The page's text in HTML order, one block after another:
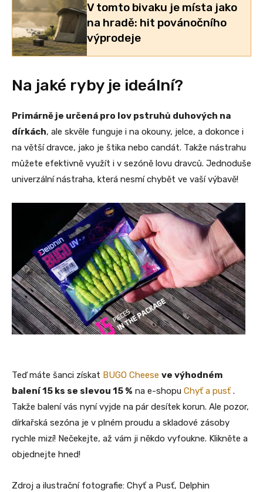
V tomto bivaku je místa jako
na hradě: hit povánočního
výprodeje
Na jaké ryby je ideální?
Primárně je určená pro lov pstruhů duhových na
dírkách, ale skvěle funguje i na okouny, jelce, a dokonce i
na větší dravce, jako je štika nebo candát. Takže nástrahu
můžete efektivně využít i v sezóně lovu dravců. Jednoduše
univerzální nástraha, která nesmí chybět ve vaší výbavě!
Teď máte šanci získat BUGO Cheese ve výhodném
balení 15 ks se slevou 15 % na e-shopu Chyť a pusť .
Takže balení vás nyní vyjde na pár desítek korun. Ale pozor,
dírkařská sezóna je v plném proudu a skladové zásoby
rychle mizí! Nečekejte, až vám ji někdo vyfoukne. Klikněte a
objednejte hned!
Zdroj a ilustrační fotografie: Chyť a Pusť, Delphin